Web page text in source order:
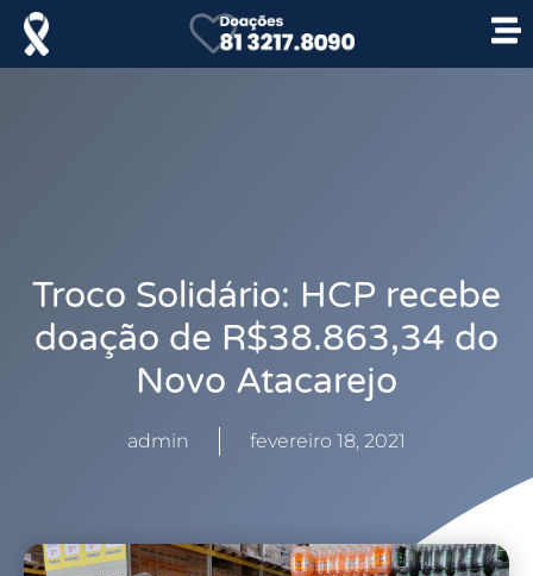
Troco Solidário: HCP recebe
doação de R$38.863,34 do
Novo Atacarejo
admin fevereiro 18, 2021